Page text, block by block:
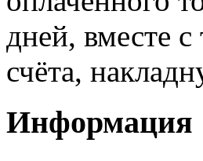
дней, вместе
счёта,
Информация